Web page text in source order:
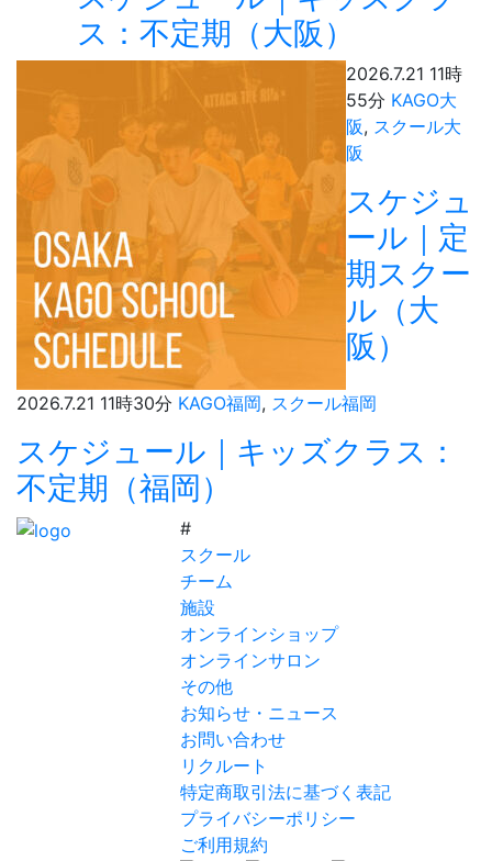
ス：不定期（大阪）
2026.7.21 11時
55分 KAGO大
阪, スクール大
阪
スケジュ
ール｜定
期スクー
ル（大
阪）
2026.7.21 11時30分 KAGO福岡, スクール福岡
スケジュール｜キッズクラス：
不定期（福岡）
#
スクール
チーム
施設
オンラインショップ
オンラインサロン
その他
お知らせ・ニュース
お問い合わせ
リクルート
特定商取引法に基づく表記
プライバシーポリシー
ご利用規約